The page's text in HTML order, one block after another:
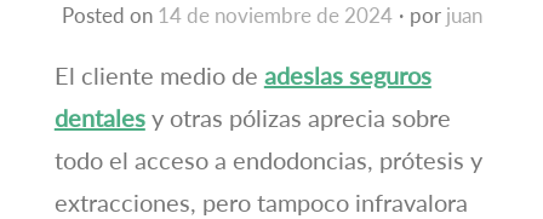
Posted on 14 de noviembre de 2024 por juan
El cliente medio de adeslas seguros
dentalesy otras pólizas aprecia sobre
todo el acceso a endodoncias, prótesis y
extracciones, pero tampoco infravalora